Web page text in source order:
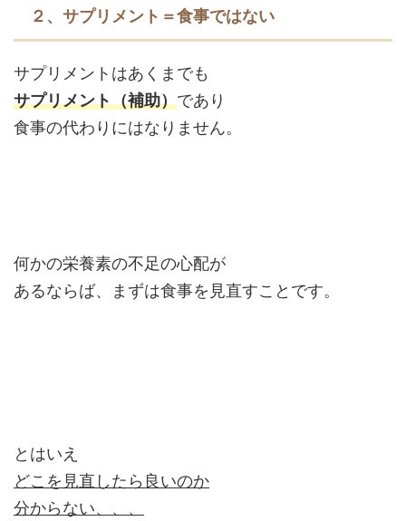
２、サプリメント＝食事ではない
サプリメントはあくまでも
サプリメント（補助）であり
食事の代わりにはなりません。
何かの栄養素の不足の心配が
あるならば、まずは食事を見直すことです。
とはいえ
どこを見直したら良いのか
分からない、、、